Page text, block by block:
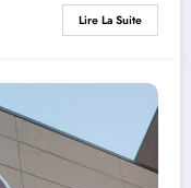
Lire La Suite